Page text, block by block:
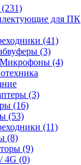
для ПК
(41)
(3)
(4)
(3)
(16)
(53)
(11)
(8)
(9)
4G (0)